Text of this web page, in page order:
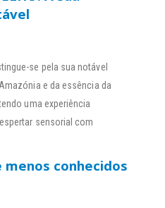
se pela sua notável
e da essência da
uma experiência
sensorial com
conhecidos